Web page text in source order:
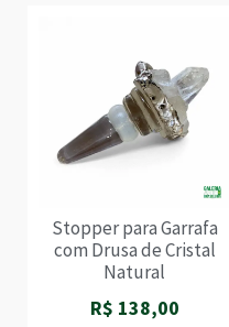
Stopper para Garrafa
com Drusa de Cristal
Natural
R$ 138,00